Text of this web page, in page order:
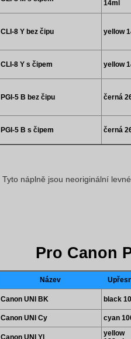
14ml
CLI-8 Y bez čipu yellow
CLI-8 Y s čipem yellow
PGI-5 B bez čipu černá
PGI-5 B s čipem černá
Tyto náplně jsou neoriginální
Pro Canon
Název
Canon UNI BK black
Canon UNI Cy cyan
Canon UNI Yl
yellow